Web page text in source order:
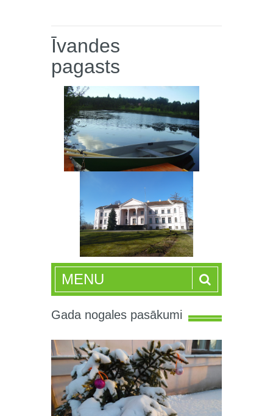
Īvandes
pagasts
MENU
Gada nogales pasākumi